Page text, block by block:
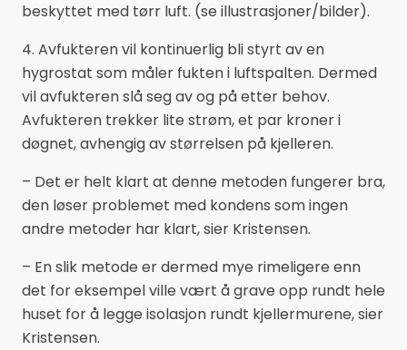
beskyttet med tørr luft. (se illustrasjoner/bilder).
4. Avfukteren vil kontinuerlig bli styrt av en
hygrostat som måler fukten i luftspalten. Dermed
vil avfukteren slå seg av og på etter behov.
Avfukteren trekker lite strøm, et par kroner i
døgnet, avhengig av størrelsen på kjelleren.
– Det er helt klart at denne metoden fungerer bra,
den løser problemet med kondens som ingen
andre metoder har klart, sier Kristensen.
– En slik metode er dermed mye rimeligere enn
det for eksempel ville vært å grave opp rundt hele
huset for å legge isolasjon rundt kjellermurene, sier
Kristensen.